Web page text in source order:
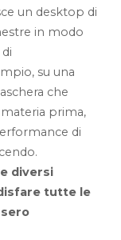
un desktop di
in modo
su una
che
prima,
di
diversi
tutte le